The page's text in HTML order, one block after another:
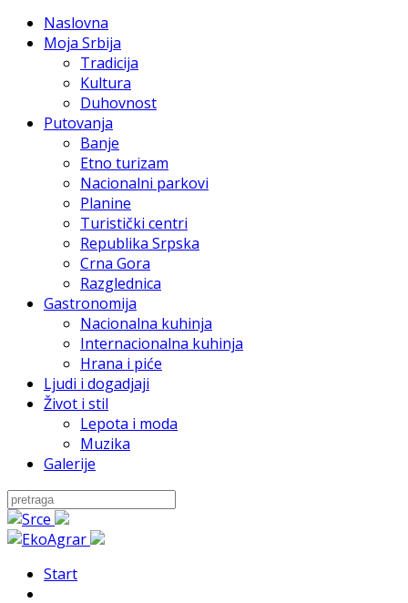
Naslovna
Moja Srbija
Tradicija
Kultura
Duhovnost
Putovanja
Banje
Etno turizam
Nacionalni parkovi
Planine
Turistički centri
Republika Srpska
Crna Gora
Razglednica
Gastronomija
Nacionalna kuhinja
Internacionalna kuhinja
Hrana i piće
Ljudi i dogadjaji
Život i stil
Lepota i moda
Muzika
Galerije
Start